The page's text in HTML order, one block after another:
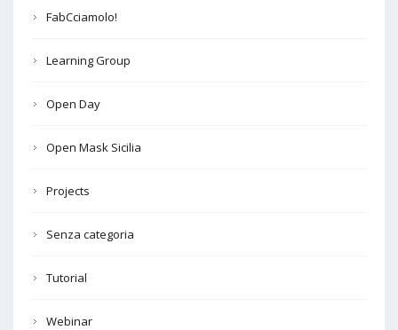
FabCciamolo!
Learning Group
Open Day
Open Mask Sicilia
Projects
Senza categoria
Tutorial
Webinar